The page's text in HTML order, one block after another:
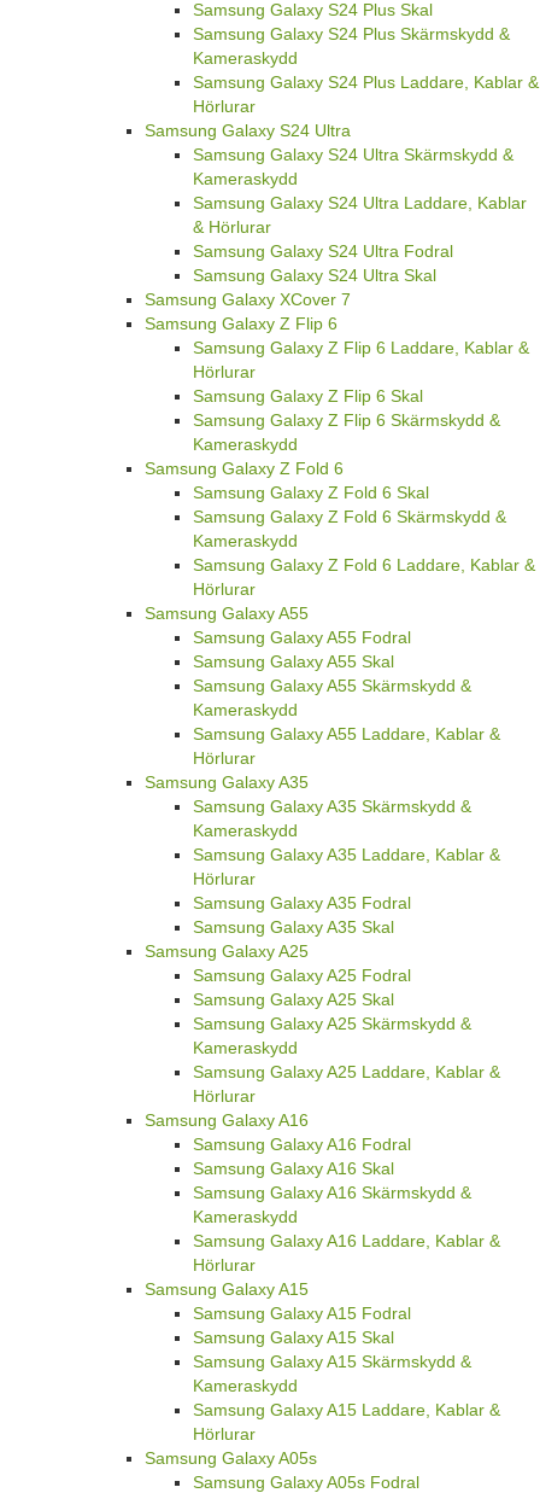
Samsung Galaxy S24 Plus Skal
Samsung Galaxy S24 Plus Skärmskydd &
Kameraskydd
Samsung Galaxy S24 Plus Laddare, Kablar &
Hörlurar
Samsung Galaxy S24 Ultra
Samsung Galaxy S24 Ultra Skärmskydd &
Kameraskydd
Samsung Galaxy S24 Ultra Laddare, Kablar
& Hörlurar
Samsung Galaxy S24 Ultra Fodral
Samsung Galaxy S24 Ultra Skal
Samsung Galaxy XCover 7
Samsung Galaxy Z Flip 6
Samsung Galaxy Z Flip 6 Laddare, Kablar &
Hörlurar
Samsung Galaxy Z Flip 6 Skal
Samsung Galaxy Z Flip 6 Skärmskydd &
Kameraskydd
Samsung Galaxy Z Fold 6
Samsung Galaxy Z Fold 6 Skal
Samsung Galaxy Z Fold 6 Skärmskydd &
Kameraskydd
Samsung Galaxy Z Fold 6 Laddare, Kablar &
Hörlurar
Samsung Galaxy A55
Samsung Galaxy A55 Fodral
Samsung Galaxy A55 Skal
Samsung Galaxy A55 Skärmskydd &
Kameraskydd
Samsung Galaxy A55 Laddare, Kablar &
Hörlurar
Samsung Galaxy A35
Samsung Galaxy A35 Skärmskydd &
Kameraskydd
Samsung Galaxy A35 Laddare, Kablar &
Hörlurar
Samsung Galaxy A35 Fodral
Samsung Galaxy A35 Skal
Samsung Galaxy A25
Samsung Galaxy A25 Fodral
Samsung Galaxy A25 Skal
Samsung Galaxy A25 Skärmskydd &
Kameraskydd
Samsung Galaxy A25 Laddare, Kablar &
Hörlurar
Samsung Galaxy A16
Samsung Galaxy A16 Fodral
Samsung Galaxy A16 Skal
Samsung Galaxy A16 Skärmskydd &
Kameraskydd
Samsung Galaxy A16 Laddare, Kablar &
Hörlurar
Samsung Galaxy A15
Samsung Galaxy A15 Fodral
Samsung Galaxy A15 Skal
Samsung Galaxy A15 Skärmskydd &
Kameraskydd
Samsung Galaxy A15 Laddare, Kablar &
Hörlurar
Samsung Galaxy A05s
Samsung Galaxy A05s Fodral